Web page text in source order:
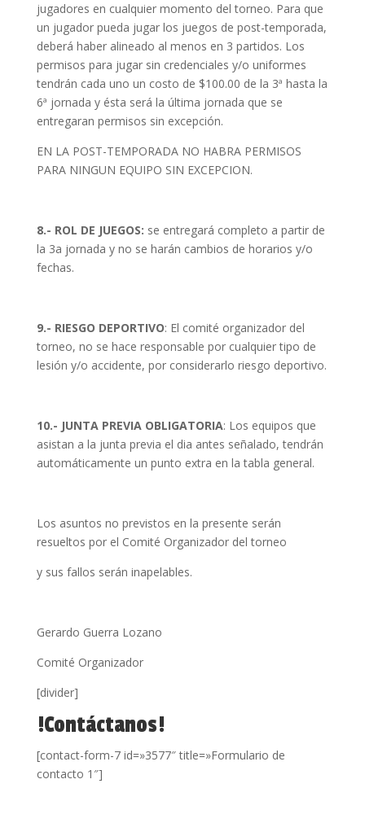
jugadores en cualquier momento del torneo. Para que
un jugador pueda jugar los juegos de post-temporada,
deberá haber alineado al menos en 3 partidos. Los
permisos para jugar sin credenciales y/o uniformes
tendrán cada uno un costo de $100.00 de la 3ª hasta la
6ª jornada y ésta será la última jornada que se
entregaran permisos sin excepción.
EN LA POST-TEMPORADA NO HABRA PERMISOS
PARA NINGUN EQUIPO SIN EXCEPCION.
8.- ROL DE JUEGOS: se entregará completo a partir de
la 3a jornada y no se harán cambios de horarios y/o
fechas.
9.- RIESGO DEPORTIVO: El comité organizador del
torneo, no se hace responsable por cualquier tipo de
lesión y/o accidente, por considerarlo riesgo deportivo.
10.- JUNTA PREVIA OBLIGATORIA: Los equipos que
asistan a la junta previa el dia antes señalado, tendrán
automáticamente un punto extra en la tabla general.
Los asuntos no previstos en la presente serán
resueltos por el Comité Organizador del torneo
y sus fallos serán inapelables.
Gerardo Guerra Lozano
Comité Organizador
[divider]
!Contáctanos!
[contact-form-7 id=»3577″ title=»Formulario de
contacto 1″]